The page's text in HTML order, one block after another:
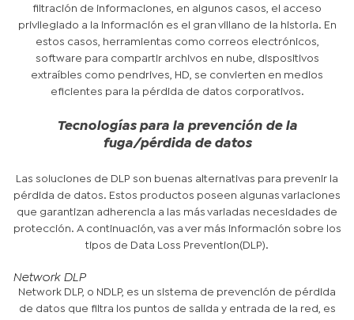
filtración de informaciones, en algunos casos, el acceso
privilegiado a la información es el gran villano de la historia. En
estos casos, herramientas como correos electrónicos,
software para compartir archivos en nube, dispositivos
extraíbles como pendrives, HD, se convierten en medios
eficientes para la pérdida de datos corporativos.
Tecnologías para la prevención de la
fuga/pérdida de datos
Las soluciones de DLP son buenas alternativas para prevenir la
pérdida de datos. Estos productos poseen algunas variaciones
que garantizan adherencia a las más variadas necesidades de
protección. A continuación, vas a ver más información sobre los
tipos de Data Loss Prevention(DLP).
Network DLP
Network DLP, o NDLP, es un sistema de prevención de pérdida
de datos que filtra los puntos de salida y entrada de la red, es